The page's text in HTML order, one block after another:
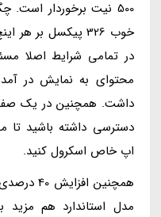
500 نیت برخوردار
خوب 326 پیکسل بر
در تمامی شرایط اصلا
محتوای به نمایش در
داشت. همچنین در یک
دسترسی داشته باشید تا
اپ خاص اسکرول کنید.
همچنین
مدل استاندارد هم مزید